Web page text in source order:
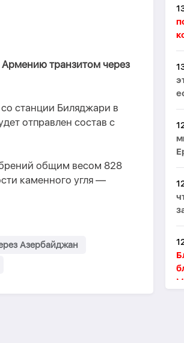
Армению транзитом через
со станции Биляджари в
отправлен состав с
общим весом 828
каменного угля —
Азербайджан